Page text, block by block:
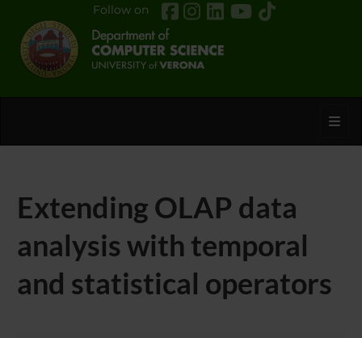
Follow on
Extending OLAP data
analysis with temporal
and statistical operators